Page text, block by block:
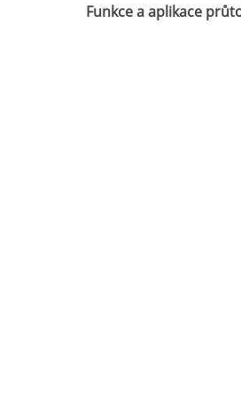
Funkce a aplikace